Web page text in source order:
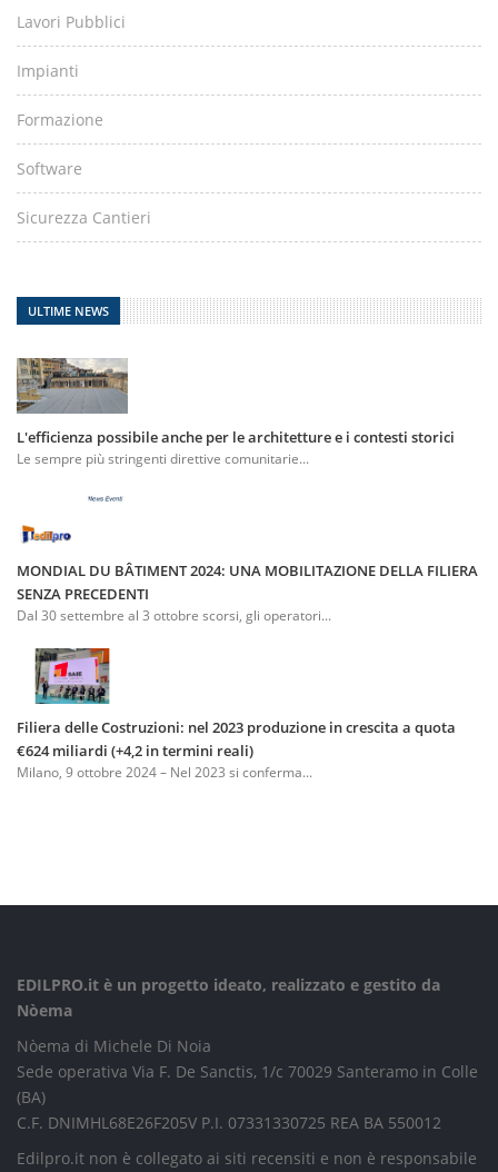
Lavori Pubblici
Impianti
Formazione
Software
Sicurezza Cantieri
ULTIME NEWS
L'efficienza possibile anche per le architetture e i contesti storici
Le sempre più stringenti direttive comunitarie...
MONDIAL DU BÂTIMENT 2024: UNA MOBILITAZIONE DELLA FILIERA
SENZA PRECEDENTI
Dal 30 settembre al 3 ottobre scorsi, gli operatori...
Filiera delle Costruzioni: nel 2023 produzione in crescita a quota
€624 miliardi (+4,2 in termini reali)
Milano, 9 ottobre 2024 – Nel 2023 si conferma...
EDILPRO.it è un progetto ideato, realizzato e gestito da
Nòema
Nòema di Michele Di Noia
Sede operativa Via F. De Sanctis, 1/c 70029 Santeramo in Colle
(BA)
C.F. DNIMHL68E26F205V P.I. 07331330725 REA BA 550012
Edilpro.it non è collegato ai siti recensiti e non è responsabile